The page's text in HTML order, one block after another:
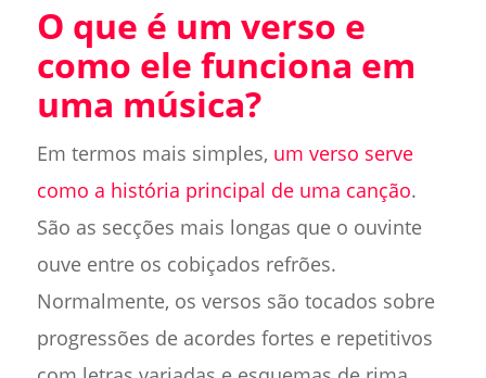
O que é um verso e
como ele funciona em
uma música?
Em termos mais simples, um verso serve
como a história principal de uma canção.
São as secções mais longas que o ouvinte
ouve entre os cobiçados refrões.
Normalmente, os versos são tocados sobre
progressões de acordes fortes e repetitivos